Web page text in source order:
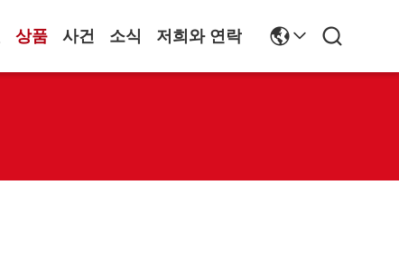
상품 사건 소식 저희와 연락